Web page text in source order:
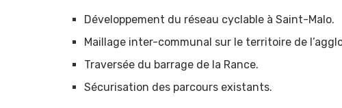
Développement du réseau cyclable à Saint-Malo.
Maillage inter-communal sur le territoire de
Traversée du barrage de la Rance.
Sécurisation des parcours existants.